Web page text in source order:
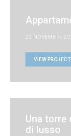
29 NOVEMBRE
VIEW PROJECT
Una torre
di lusso